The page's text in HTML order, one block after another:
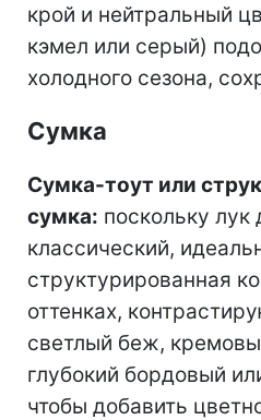
крой и нейтральный
кэмел или серый)
холодного сезона,
Сумка
Сумка-тоут или
сумка: поскольку лук
классический,
структурированная
оттенках,
светлый беж,
глубокий бордовый
чтобы добавить